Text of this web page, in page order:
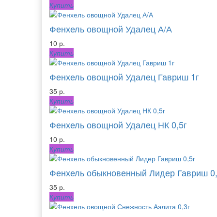
Купить
Фенхель овощной Удалец А/А
10 р.
Купить
Фенхель овощной Удалец Гавриш 1г
35 р.
Купить
Фенхель овощной Удалец НК 0,5г
10 р.
Купить
Фенхель обыкновенный Лидер Гавриш
35 р.
Купить